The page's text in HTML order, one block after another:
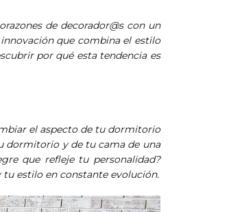
de decorador@s con un
que combina el estilo
por qué esta tendencia es
el aspecto de tu dormitorio
dormitorio y de tu cama de una
que refleje tu personalidad?
tu estilo en constante evolución.